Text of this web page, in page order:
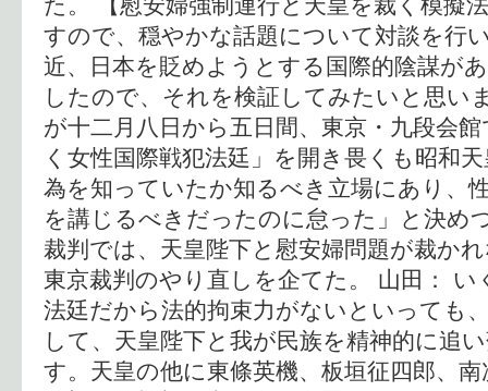
すので、穏やかな話題について対談を行
近、日本を貶めようとする国際的陰謀が
したので、それを検証してみたいと思い
が十二月八日から五日間、東京・九段会
く女性国際戦犯法廷」を開き畏くも昭和
為を知っていたか知るべき立場にあり、
を講じるべきだったのに怠った」と決め
裁判では、天皇陛下と慰安婦問題が裁か
東京裁判のやり直しを企てた。 山田：
法廷だから法的拘束力がないといっても
して、天皇陛下と我が民族を精神的に追
す。天皇の他に東條英機、板垣征四郎、